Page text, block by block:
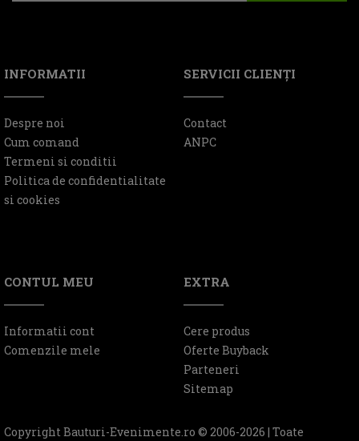
INFORMATII
Despre noi
Cum comand
Termeni si conditii
Politica de confidentialitate
si cookies
SERVICII CLIENŢI
Contact
ANPC
CONTUL MEU
Informatii cont
Comenzile mele
EXTRA
Cere produs
Oferte Buyback
Parteneri
Sitemap
Copyright Bauturi-Evenimente.ro © 2006-2026 | Toate